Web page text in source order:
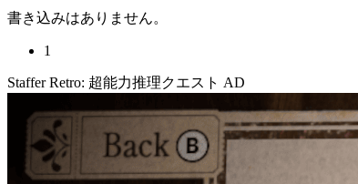
書き込みはありません。
1
Staffer Retro: 超能力推理クエスト AD